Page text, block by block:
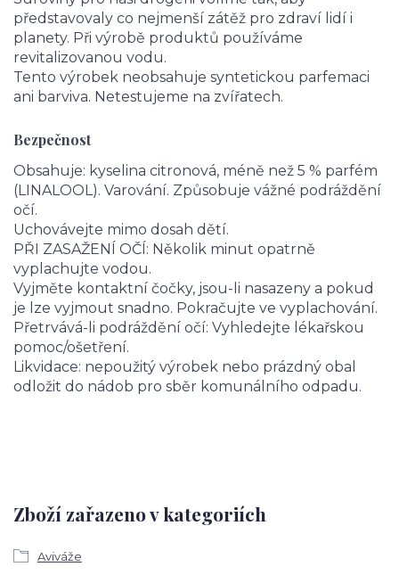
představovaly co nejmenší zátěž pro zdraví lidí i
planety. Při výrobě produktů používáme
revitalizovanou vodu.
Tento výrobek neobsahuje syntetickou parfemaci
ani barviva. Netestujeme na zvířatech.
Bezpečnost
Obsahuje: kyselina citronová, méně než 5 % parfém
(LINALOOL). Varování. Způsobuje vážné podráždění
očí.
Uchovávejte mimo dosah dětí.
PŘI ZASAŽENÍ OČÍ: Několik minut opatrně
vyplachujte vodou.
Vyjměte kontaktní čočky, jsou-li nasazeny a pokud
je lze vyjmout snadno. Pokračujte ve vyplachování.
Přetrvává-li podráždění očí: Vyhledejte lékařskou
pomoc/ošetření.
Likvidace: nepoužitý výrobek nebo prázdný obal
odložit do nádob pro sběr komunálního odpadu.
Zboží zařazeno v kategoriích
Aviváže